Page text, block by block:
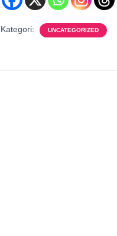
Kategori: UNCATEGORIZED